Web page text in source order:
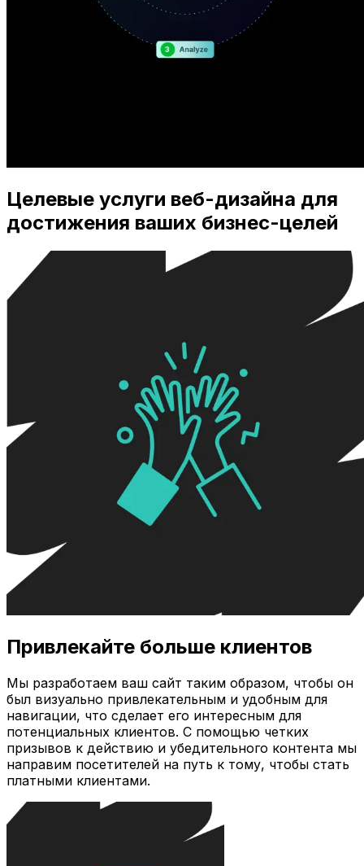
Целевые услуги веб-дизайна для
достижения ваших бизнес-целей
Привлекайте больше клиентов
Мы разработаем ваш сайт таким образом, чтобы он
был визуально привлекательным и удобным для
навигации, что сделает его интересным для
потенциальных клиентов. С помощью четких
призывов к действию и убедительного контента мы
направим посетителей на путь к тому, чтобы стать
платными клиентами.